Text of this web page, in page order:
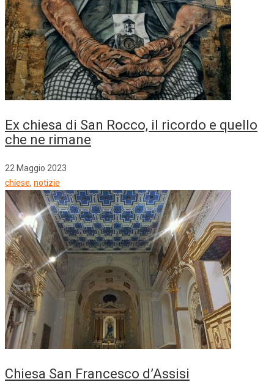
Ex chiesa di San Rocco, il ricordo e quello
che ne rimane
22 Maggio 2023
chiese, notizie
Chiesa San Francesco d’Assisi